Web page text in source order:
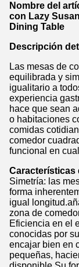
Nombre del
con Lazy
Dining Table
Descripción
Las mesas de
equilibrada y
igualitario a
experiencia
hace que sean
o habitaciones
comidas
comedor
funcional en
Características
Simetría: las
forma
igual
zona de
Eficiencia en el
conocidas por
encajar bien en
pequeñas,